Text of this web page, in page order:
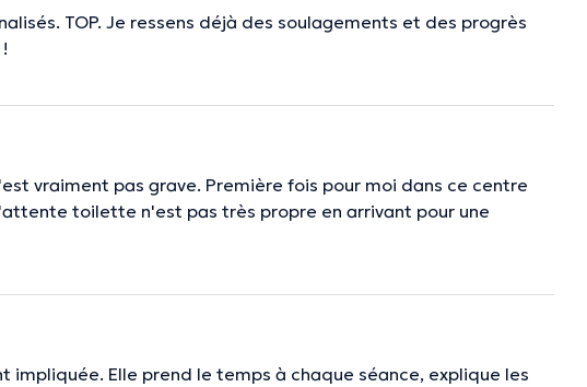
TOP. Je ressens déjà des soulagements et des progrès
vraiment pas grave. Première fois pour moi dans ce centre
toilette n'est pas très propre en arrivant pour une
impliquée. Elle prend le temps à chaque séance, explique les